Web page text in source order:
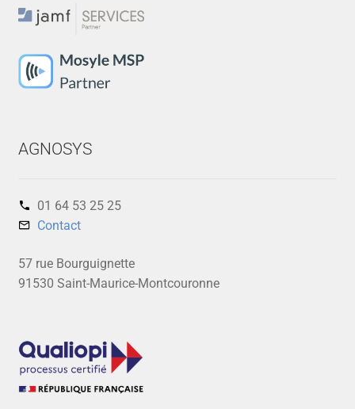
AGNOSYS
01 64 53 25 25‬
Contact
57 rue Bourguignette
91530 Saint-Maurice-Montcouronne